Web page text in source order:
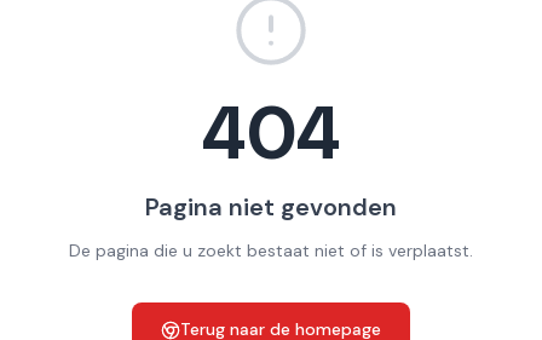
404
Pagina niet gevonden
De pagina die u zoekt bestaat niet of is verplaatst.
Terug naar de homepage